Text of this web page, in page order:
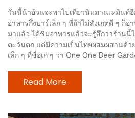
พบ
สินค้า
เรื่อง
บ้าน
ครบ
จบ
วันนี้น้าอ้วนจะพาไปเที่ยวนิมมานเหมินท์
อาหารกึ่งบาร์เล็ก ๆ ที่ถ้าไม่สังเกตดี ๆ ก็อ
มาแล้ว ได้ชิมอาหารแล้วจะรู้สึกว่าร้านนี้
ตะวันตก แต่มีความเป็นไทยผสมผสานด้
เล็ก ๆ ที่ชื่อเก๋ ๆ ว่า One One Beer
Read More